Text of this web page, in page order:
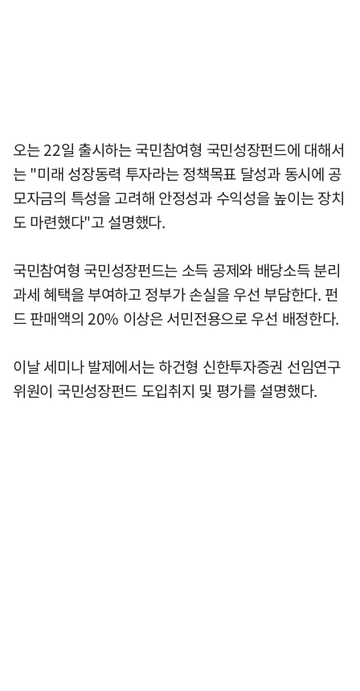
오는 22일 출시하는 국민참여형 국민성장펀드에 대해서
는 "미래 성장동력 투자라는 정책목표 달성과 동시에 공
모자금의 특성을 고려해 안정성과 수익성을 높이는 장치
도 마련했다"고 설명했다.
국민참여형 국민성장펀드는 소득 공제와 배당소득 분리
과세 혜택을 부여하고 정부가 손실을 우선 부담한다. 펀
드 판매액의 20% 이상은 서민전용으로 우선 배정한다.
이날 세미나 발제에서는 하건형 신한투자증권 선임연구
위원이 국민성장펀드 도입취지 및 평가를 설명했다.